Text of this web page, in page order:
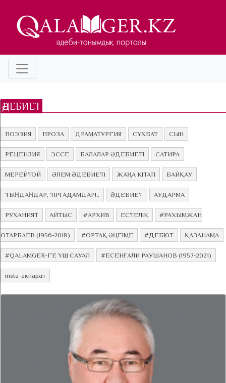
ӘДЕБИЕТ
ПОЭЗИЯ ПРОЗА ДРАМАТУРГИЯ СҰХБАТ СЫН
РЕЦЕНЗИЯ ЭССЕ БАЛАЛАР ӘДЕБИЕТІ САТИРА
МЕРЕЙТОЙ ӘЛЕМ ӘДЕБИЕТІ ЖАҢА КІТАП БАЙҚАУ
ТЫҢДАҢДАР, ТІРІ АДАМДАР!.. ӘДЕБИЕТ АУДАРМА
РУХАНИЯТ АЙТЫС #АРХИВ ЕСТЕЛІК #РАХЫМЖАН
ОТАРБАЕВ (1956-2018) #ОРТАҚ ӘҢГІМЕ #ДЕБЮТ ҚАЗАНАМА
#QALAMGER-ГЕ ҮШ САУАЛ #ЕСЕНҒАЛИ РАУШАНОВ (1957-2021)
insta-ақпарат